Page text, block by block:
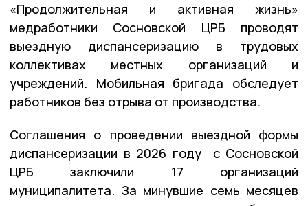
«Продолжительная и активная жизнь»
медработники Сосновской ЦРБ проводят
выездную диспансеризацию в трудовых
коллективах местных организаций и
учреждений. Мобильная бригада обследует
работников без отрыва от производства.
Соглашения о проведении выездной формы
диспансеризации в 2026 году с Сосновской
ЦРБ заключили 17 организаций
муниципалитета. За минувшие семь месяцев